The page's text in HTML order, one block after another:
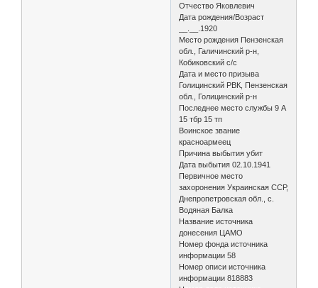
Отчество Яковлевич
Дата рождения/Возраст
__.__.1920
Место рождения Пензенская
обл., Галичинский р-н,
Кобиковский с/с
Дата и место призыва
Голицинский РВК, Пензенская
обл., Голицинский р-н
Последнее место службы 9 А
15 тбр 15 тп
Воинское звание
красноармеец
Причина выбытия убит
Дата выбытия 02.10.1941
Первичное место
захоронения Украинская ССР,
Днепропетровская обл., с.
Водяная Балка
Название источника
донесения ЦАМО
Номер фонда источника
информации 58
Номер описи источника
информации 818883